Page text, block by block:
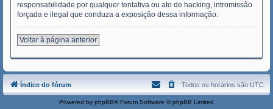
responsabilidade por qualquer tentativa ou ato de hacking, intromissão
forçada e ilegal que conduza a exposição dessa informação.
Voltar à página anterior
Índice do fórum Todos os horários são UTC
Powered by phpBB® Forum Software © phpBB Limited